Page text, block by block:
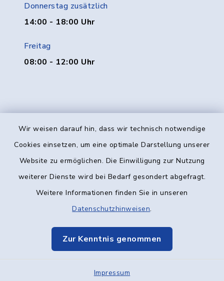
Wir weisen darauf hin, dass wir technisch notwendige
Cookies einsetzen, um eine optimale Darstellung unserer
Website zu ermöglichen. Die Einwilligung zur Nutzung
weiterer Dienste wird bei Bedarf gesondert abgefragt.
Weitere Informationen finden Sie in unseren
Datenschutzhinweisen.
Zur Kenntnis genommen
Impressum
Donnerstag zusätzlich
14:00 - 18:00 Uhr
Freitag
08:00 - 12:00 Uhr
Kontakt
Datenschutz
Elektronische Kommunikation
Sitemap